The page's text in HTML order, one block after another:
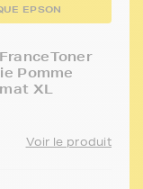
EPSON
Pomme
XL
Voir le produit